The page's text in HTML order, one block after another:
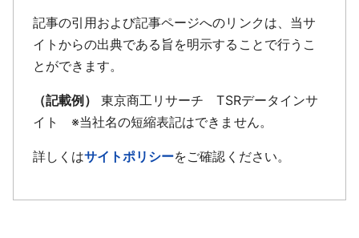
記事の引用および記事ページへのリンクは、当サ
イトからの出典である旨を明示することで行うこ
とができます。
（記載例）
東京商工リサーチ TSRデータインサ
イト ※当社名の短縮表記はできません。
詳しくはサイトポリシーをご確認ください。